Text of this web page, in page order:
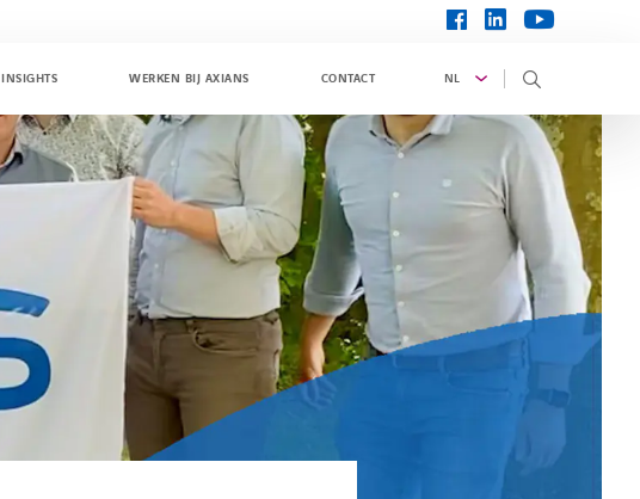
facebooklinkedinyoutube
WERKEN BIJ AXIANS CONTACT NL